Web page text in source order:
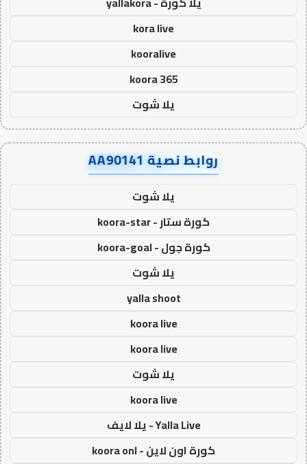
kora live
kooralive
koora 365
يلا شوت
روابط نصية AA90141
يلا شوت
كورة ستار - koora-star
كورة جول - koora-goal
يلا شوت
yalla shoot
koora live
koora live
يلا شوت
koora live
Yalla Live - يلا لايف
كورة اون لاين - koora onl